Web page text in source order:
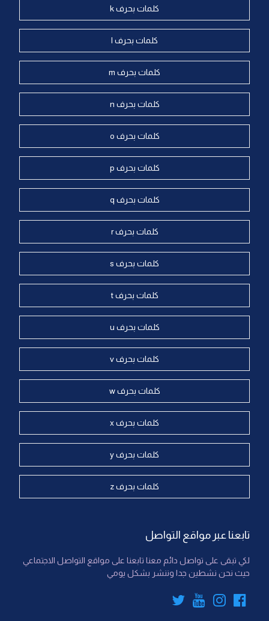
كلمات بحرف k
كلمات بحرف l
كلمات بحرف m
كلمات بحرف n
كلمات بحرف o
كلمات بحرف p
كلمات بحرف q
كلمات بحرف r
كلمات بحرف s
كلمات بحرف t
كلمات بحرف u
كلمات بحرف v
كلمات بحرف w
كلمات بحرف x
كلمات بحرف y
كلمات بحرف z
تابعنا عبر مواقع التواصل
لكي تبقى على تواصل دائم معنا تابعنا على مواقع التواصل الاجتماعي
حيث نحن نشطين جدا وننشر بشكل يومي